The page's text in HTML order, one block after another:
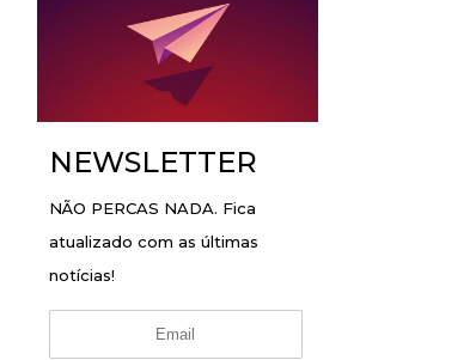
NEWSLETTER
NÃO PERCAS NADA. Fica
atualizado com as últimas
notícias!